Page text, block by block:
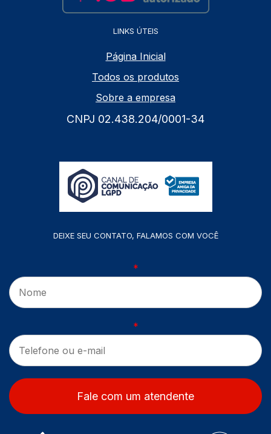
LINKS ÚTEIS
Página Inicial
Todos os produtos
Sobre a empresa
CNPJ 02.438.204/0001-34
DEIXE SEU CONTATO, FALAMOS COM VOCÊ
*
*
Fale com um atendente